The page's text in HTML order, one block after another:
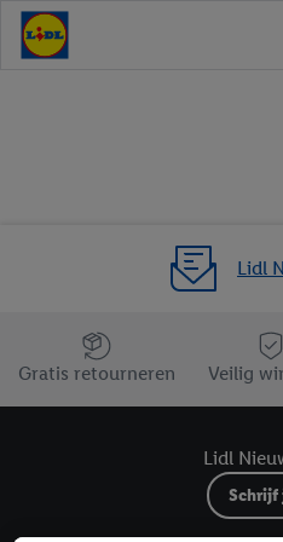
Lidl
Jouw voordelen bij ons als Lidl
Gratis retourneren
Veilig
Lidl
Schrijf